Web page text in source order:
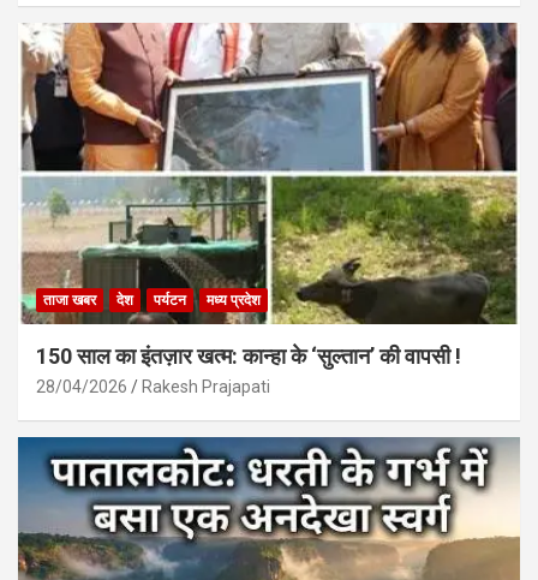
ताजा खबर देश पर्यटन मध्य प्रदेश
150 साल का इंतज़ार खत्म: कान्हा के ‘सुल्तान’ की वापसी !
28/04/2026 Rakesh Prajapati